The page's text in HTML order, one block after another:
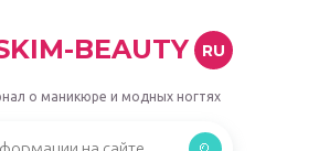
BEAUTY RU
о маникюре и модных ногтях